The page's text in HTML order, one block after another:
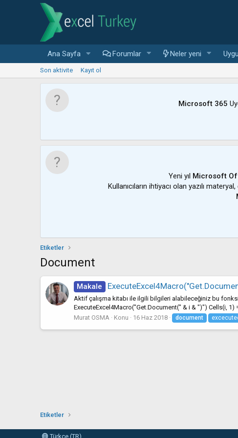
Ana Sayfa Forumlar Neler yeni
Son aktivite Kayıt ol
Microsoft 365
Yeni yıl Microsoft
Kullanıcıların ihtiyacı olan yazılı
Etiketler
Document
Makale
Aktif çalışma kitabı ile ilgili bilgileri alabileceğiniz bu
ExecuteExcel4Macro("Get.Document(" & i & ")") Cells(i, 1) =
Murat OSMA
Konu 16 Haz 2018 document
Etiketler
Türkçe (TR)